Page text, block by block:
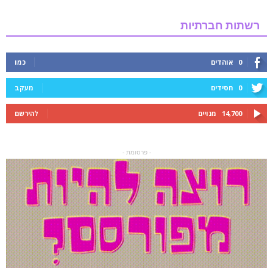
רשתות חברתיות
0 אוהדים כמו
0 חסידים מעקב
14,700 מנויים להירשם
- פרסומת -